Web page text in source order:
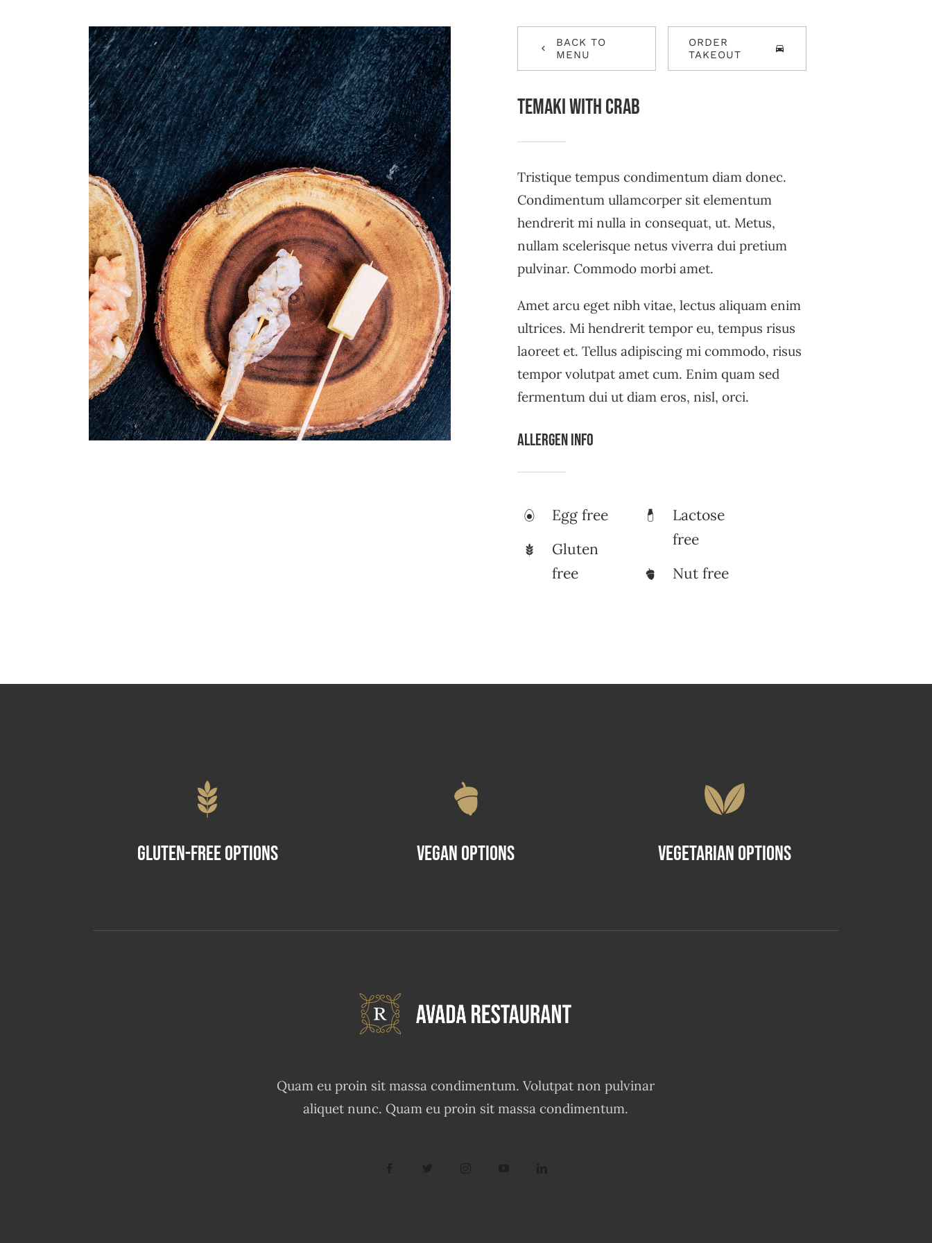
BACK TO
MENU
ORDER
TAKEOUT
Temaki with crab
Tristique tempus condimentum diam donec.
Condimentum ullamcorper sit elementum
hendrerit mi nulla in consequat, ut. Metus,
nullam scelerisque netus viverra dui pretium
pulvinar. Commodo morbi amet.
Amet arcu eget nibh vitae, lectus aliquam enim
ultrices. Mi hendrerit tempor eu, tempus risus
laoreet et. Tellus adipiscing mi commodo, risus
tempor volutpat amet cum. Enim quam sed
fermentum dui ut diam eros, nisl, orci.
Allergen Info
Egg free
Gluten
free
Lactose
free
Nut free
Gluten-Free Options Vegan Options Vegetarian Options
Quam eu proin sit massa condimentum. Volutpat non pulvinar
aliquet nunc. Quam eu proin sit massa condimentum.